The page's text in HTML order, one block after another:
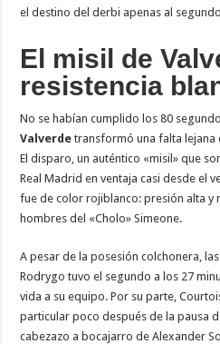
el destino del derbi apenas al
El misil de
resistencia
No se habían cumplido los 80
Valverde transformó una falta lejana
El disparo, un auténtico «misil» que
Real Madrid en ventaja casi desde el
fue de color rojiblanco: presión alta
hombres del «Cholo» Simeone.
A pesar de la posesión colchonera,
Rodrygo tuvo el segundo a los 27
vida a su equipo. Por su parte,
particular poco después de la pausa
cabezazo a bocajarro de Alexander